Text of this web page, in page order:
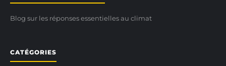
Blog sur les réponses essentielles au climat
CATÉGORIES